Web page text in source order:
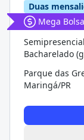
Duas
Mega Bolsa
Bacharelado
Parque das
Maringá/PR